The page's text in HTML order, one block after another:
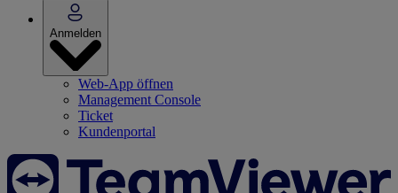
Anmelden
Web-App öffnen
Management Console
Ticket
Kundenportal